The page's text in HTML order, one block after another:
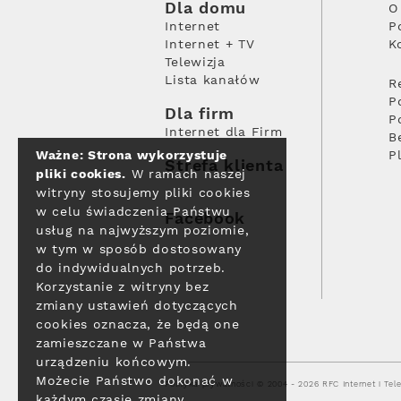
Dla domu
Internet
Internet + TV
Telewizja
Lista kanałów
Dla firm
Internet dla Firm
Strefa klienta
Facebook
Polityka prywatności © 2004 - 2026 RFC Internet i
Ważne: Strona wykorzystuje
pliki cookies. W ramach naszej
witryny stosujemy pliki cookies
w celu świadczenia Państwu
usług na najwyższym poziomie,
w tym w sposób dostosowany
do indywidualnych potrzeb.
Korzystanie z witryny bez
zmiany ustawień dotyczących
cookies oznacza, że będą one
zamieszczane w Państwa
urządzeniu końcowym.
Możecie Państwo dokonać w